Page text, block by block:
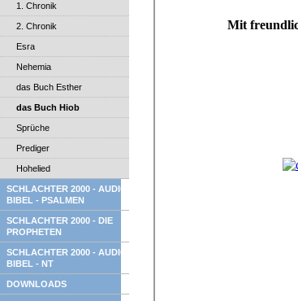
1. Chronik
2. Chronik
Esra
Nehemia
das Buch Esther
das Buch Hiob
Sprüche
Prediger
Hohelied
SCHLACHTER 2000 - AUDIO
BIBEL - PSALMEN
SCHLACHTER 2000 - DIE
PROPHETEN
SCHLACHTER 2000 - AUDIO
BIBEL - NT
DOWNLOADS